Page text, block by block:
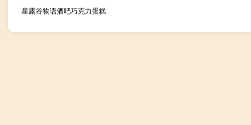
星露谷物语酒吧巧克力蛋糕